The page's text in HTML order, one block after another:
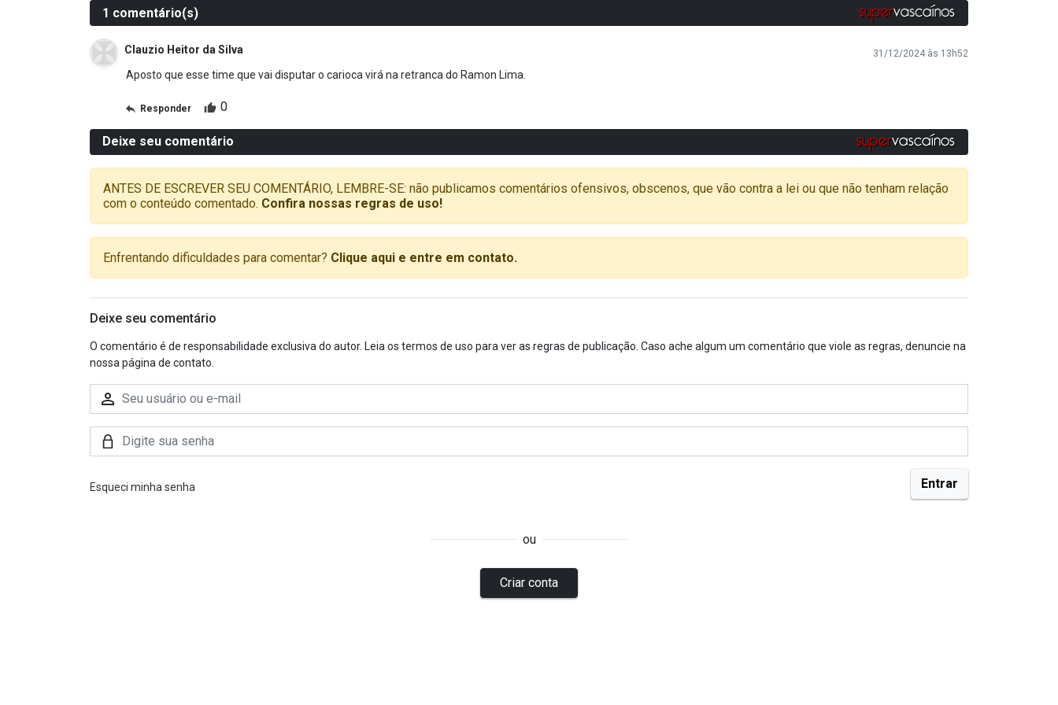
1 comentário(s)
Clauzio Heitor da Silva 31/12/2024 às 13h52
Aposto que esse time que vai disputar o carioca virá na retranca do Ramon Lima.
Responder 0
Deixe seu comentário
ANTES DE ESCREVER SEU COMENTÁRIO, LEMBRE-SE: não publicamos comentários ofensivos, obscenos, que vão contra a lei ou que não tenham relação
com o conteúdo comentado. Confira nossas regras de uso!
Enfrentando dificuldades para comentar? Clique aqui e entre em contato.
Deixe seu comentário
O comentário é de responsabilidade exclusiva do autor. Leia os termos de uso para ver as regras de publicação. Caso ache algum um comentário que viole as regras, denuncie na
nossa página de contato.
Esqueci minha senha
ou
Criar conta